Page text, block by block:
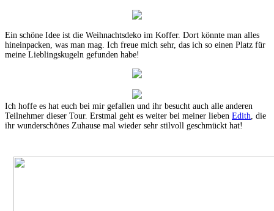
Ein schöne Idee ist die Weihnachtsdeko im Koffer. Dort könnte man alles
hineinpacken, was man mag. Ich freue mich sehr, das ich so einen Platz für
meine Lieblingskugeln gefunden habe!
Ich hoffe es hat euch bei mir gefallen und ihr besucht auch alle anderen
Teilnehmer dieser Tour. Erstmal geht es weiter bei meiner lieben Edith , die
ihr wunderschönes Zuhause mal wieder sehr stilvoll geschmückt hat!